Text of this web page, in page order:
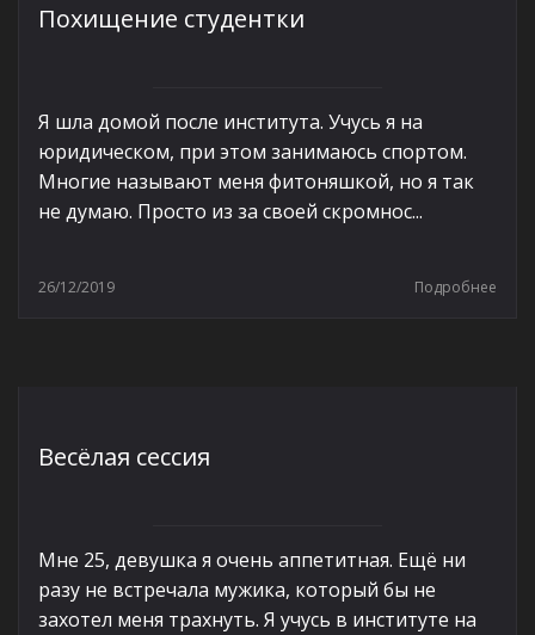
Похищение студентки
Я шла домой после института. Учусь я на
юридическом, при этом занимаюсь спортом.
Многие называют меня фитоняшкой, но я так
не думаю. Просто из за своей скромнос...
26/12/2019 Подробнее
Весёлая сессия
Мне 25, девушка я очень аппетитная. Ещё ни
разу не встречала мужика, который бы не
захотел меня трахнуть. Я учусь в институте на